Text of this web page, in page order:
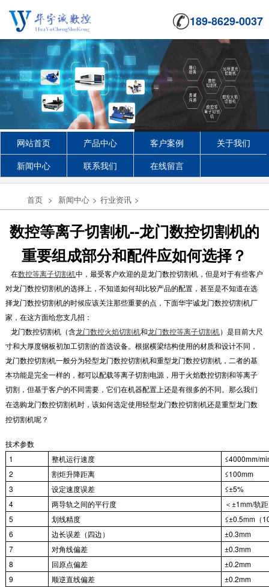
189-8629-0037
网站首页 产品中心 客户案例
关于我们
新闻中心
联系我们 在线留言
首页 > 新闻中心 > 行业资讯 >
数控等离子切割机--龙门数控切割机的
重要组成部分和配件应如何选择？
在数控等离子切割机中，最受客户欢迎的是龙门数控切割机，但是对于有些客户
对龙门数控切割机的选择上，不知道如何却比较产品的配置，甚至是不知道在选
择龙门数控切割机的时候应该关注那些重要的点，下面华宇诚龙门数控切割机厂
家，在这方面给您支几招：
龙门数控切割机（含龙门数控火焰切割机和龙门数控等离子切割机）是目前大尺
寸和大厚度钢板初加工切割的首选设备。根据横梁结构使用的材质和设计不同，
龙门数控切割机一般分为轻型龙门数控切割机和重型龙门数控切割机，二者的基
本功能是完全一样的，都可以配载等离子切割电源，用于火焰数控切割和等离子
切割，但基于客户的不同需要，它们在机器配置上还是有很多的不同。那么我们
在选购龙门数控切割机时，该如何选定使用轻型龙门数控切割机还是重型龙门数
控切割机呢？
技术参数
1
整机运行速度
≤4000mm/
2
割炬升降距离
≤100mm
3
设定速度误差
≤±5%
4
两导轨之间的平行度
＜±1mm/轨距
5
划线精度
≤±0.5mm（
6
边长误差（四边）
±0.3mm
7
对角线偏差
±0.3mm
8
回原点偏差
±0.2mm
9
顺逆直线偏差
±0.2mm